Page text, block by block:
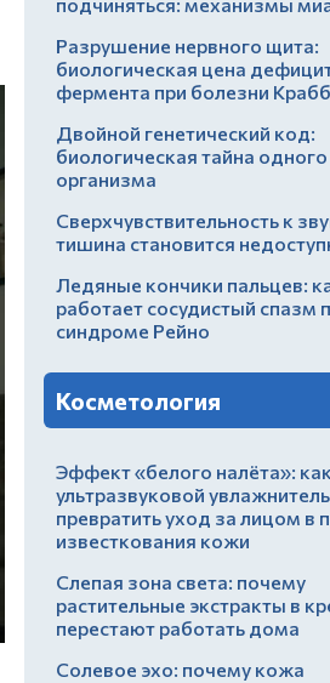
Разрушение нервного щита:
биологическая цена
фермента при болезни
Двойной генетический код:
биологическая тайна одного
организма
Сверхчувствительность к
тишина становится
Ледяные кончики пальцев:
работает сосудистый спазм
синдроме Рейно
Косметология
Эффект «белого налёта»: как
ультразвуковой
превратить уход за лицом в
известкования кожи
Слепая зона света: почему
растительные экстракты в
перестают работать дома
Солевое эхо: почему кожа